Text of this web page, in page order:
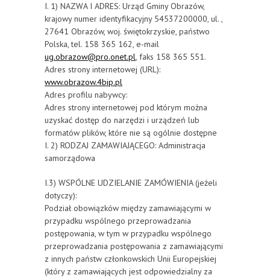
I. 1) NAZWA I ADRES: Urząd Gminy Obrazów,
krajowy numer identyfikacyjny 54537200000, ul. ,
27641 Obrazów, woj. świętokrzyskie, państwo
Polska, tel. 158 365 162, e-mail
ug.obrazow@pro.onet.pl, faks 158 365 551.
Adres strony internetowej (URL):
www.obrazow.4bip.pl
Adres profilu nabywcy:
Adres strony internetowej pod którym można
uzyskać dostęp do narzędzi i urządzeń lub
formatów plików, które nie są ogólnie dostępne
I. 2) RODZAJ ZAMAWIAJĄCEGO: Administracja
samorządowa
I.3) WSPÓLNE UDZIELANIE ZAMÓWIENIA (jeżeli
dotyczy):
Podział obowiązków między zamawiającymi w
przypadku wspólnego przeprowadzania
postępowania, w tym w przypadku wspólnego
przeprowadzania postępowania z zamawiającymi
z innych państw członkowskich Unii Europejskiej
(który z zamawiających jest odpowiedzialny za